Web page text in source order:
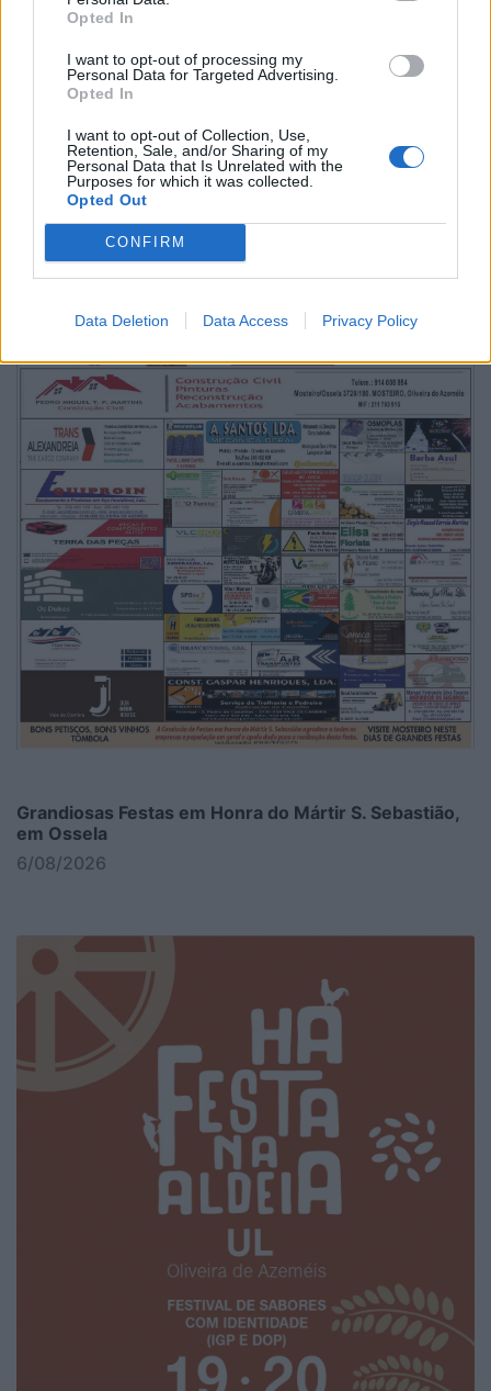
Opted In
I want to opt-out of processing my
Personal Data for Targeted Advertising.
Opted In
I want to opt-out of Collection, Use,
Retention, Sale, and/or Sharing of my
Personal Data that Is Unrelated with the
Purposes for which it was collected.
Opted Out
CONFIRM
Data Deletion Data Access Privacy Policy
Festas de La Salette 2026 > Tarde Sénior levou perto
6/08/2026
Grandiosas Festas em Honra do Mártir S. Sebastião,
em Ossela
6/08/2026